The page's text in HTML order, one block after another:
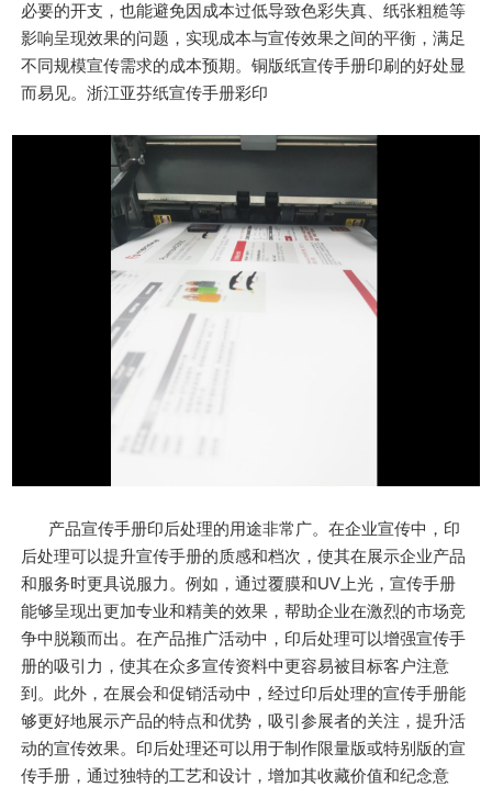
必要的开支，也能避免因成本过低导致色彩失真、纸张粗糙等
影响呈现效果的问题，实现成本与宣传效果之间的平衡，满足
不同规模宣传需求的成本预期。铜版纸宣传手册印刷的好处显
而易见。浙江亚芬纸宣传手册彩印
产品宣传手册印后处理的用途非常广。在企业宣传中，印
后处理可以提升宣传手册的质感和档次，使其在展示企业产品
和服务时更具说服力。例如，通过覆膜和UV上光，宣传手册
能够呈现出更加专业和精美的效果，帮助企业在激烈的市场竞
争中脱颖而出。在产品推广活动中，印后处理可以增强宣传手
册的吸引力，使其在众多宣传资料中更容易被目标客户注意
到。此外，在展会和促销活动中，经过印后处理的宣传手册能
够更好地展示产品的特点和优势，吸引参展者的关注，提升活
动的宣传效果。印后处理还可以用于制作限量版或特别版的宣
传手册，通过独特的工艺和设计，增加其收藏价值和纪念意